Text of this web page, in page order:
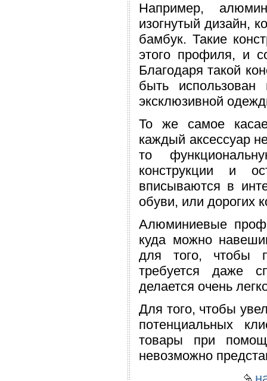
Например,
изогнутый дизайн,
бамбук. Такие
этого профиля, и
Благодаря такой
быть
эксклюзивной
То же самое
каждый аксессуар
то
конструкции и
вписываются в
обуви, или дорогих
Алюминиевые
куда можно
для того, чтобы
требуется даже
делается очень
Для того, чтобы
потенциальных
товары при
невозможно